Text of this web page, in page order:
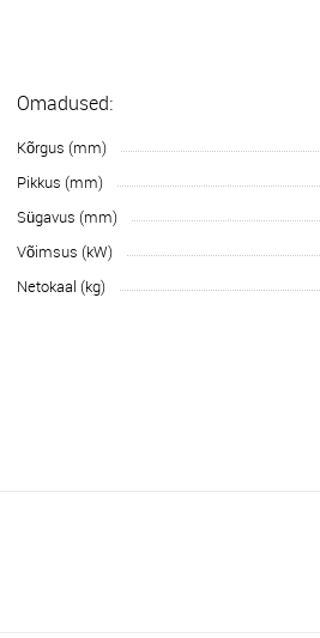
Omadused:
Kõrgus (mm)
Pikkus (mm)
Sügavus (mm)
Võimsus (kW)
Netokaal (kg)